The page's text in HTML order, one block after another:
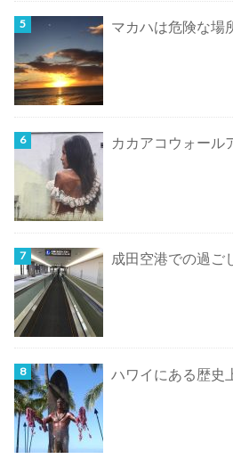
マカハは危険な場
カカアコウォール
成田空港での過ご
ハワイにある歴史